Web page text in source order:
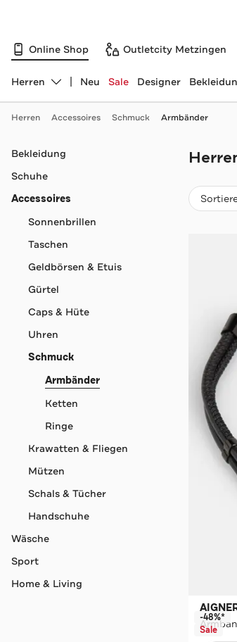
Online Shop Outletcity Metzingen
Abteilung ändern, ausgewählt:
Herren Neu Sale Designer
Herren Accessoires Schmuck Armbänder
Navigation überspringen
Bekleidung
Schuhe
Accessoires
Sonnenbrillen
Taschen
Geldbörsen & Etuis
Gürtel
Caps & Hüte
Uhren
Schmuck
Armbänder
Ketten
Ringe
Krawatten & Fliegen
Mützen
Schals & Tücher
Handschuhe
Wäsche
Sport
Home & Living
-48%*
Sale